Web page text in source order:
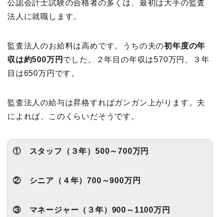
公認会計士試験の合格者の多くは、最初は大手の監査
法人に就職します。
監査法人のお給料は高めです。うちの夫の初年度の年
収は約500万円 でした。２年目の年収は570万円、３年
目は650万円です。
監査法人の給与は昇格すればガンガン上がります。夫
によれば、このくらいだそうです。
① スタッフ（３年）500～700万円
② シニア（４年）700～900万円
③ マネージャー（３年）900～1100万円